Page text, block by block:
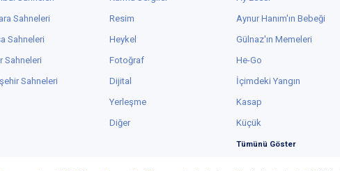
Sahneleri
Sahneleri
Sahneleri
Sahneleri
Resim
Heykel
Fotoğraf
Dijital
Yerleşme
Diğer
Aynur Hanım'ın Bebeği
Gülnaz'ın Memeleri
He-Go
İçimdeki Yangın
Kasap
Küçük
Tümünü Göster